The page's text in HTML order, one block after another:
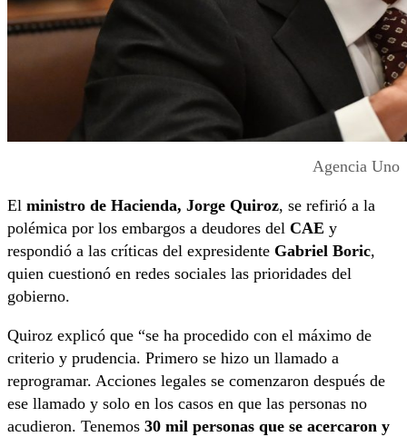
Agencia Uno
El ministro de Hacienda, Jorge Quiroz, se refirió a la
polémica por los embargos a deudores del CAE y
respondió a las críticas del expresidente Gabriel Boric,
quien cuestionó en redes sociales las prioridades del
gobierno.
Quiroz explicó que “se ha procedido con el máximo de
criterio y prudencia. Primero se hizo un llamado a
reprogramar. Acciones legales se comenzaron después de
ese llamado y solo en los casos en que las personas no
acudieron. Tenemos 30 mil personas que se acercaron y